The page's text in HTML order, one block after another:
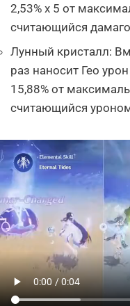
2,53% х 5 от
считающийся
Лунный кристалл:
раз наносит Гео
15,88% от
считающийся